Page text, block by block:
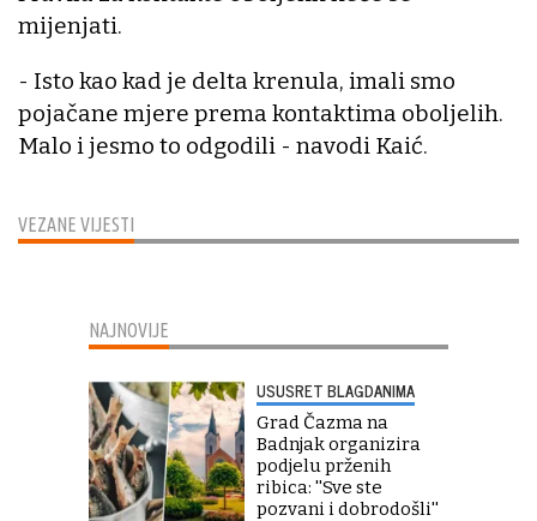
VEZANE VIJESTI
mijenjati.
- Isto kao kad je delta krenula, imali smo
pojačane mjere prema kontaktima oboljelih.
Malo i jesmo to odgodili - navodi Kaić.
NAJNOVIJE
USUSRET BLAGDANIMA
Grad Čazma na
Badnjak organizira
podjelu prženih
ribica: ''Sve ste
pozvani i dobrodošli''